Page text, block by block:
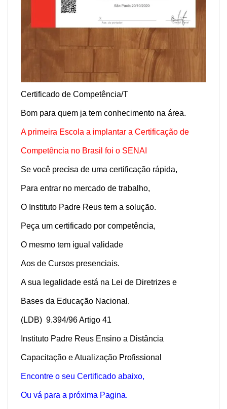
Certificado de Competência/T
Bom para quem ja tem conhecimento na área.
A primeira Escola a implantar a Certificação de
Competência no Brasil foi o SENAI
Se você precisa de uma certificação rápida,
Para entrar no mercado de trabalho,
O Instituto Padre Reus tem a solução.
Peça um certificado por competência,
O mesmo tem igual validade
Aos de Cursos presenciais.
A sua legalidade está na Lei de Diretrizes e
Bases da Educação Nacional.
(LDB) 9.394/96 Artigo 41
Instituto Padre Reus Ensino a Distância
Capacitação e Atualização Profissional
Encontre o seu Certificado abaixo,
Ou vá para a próxima Pagina.